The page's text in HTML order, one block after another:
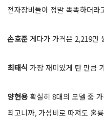
전자장비들이 정말 똑똑하더라
손호준게다가 가격은 2,219만
최태식 가장 재미있게 탄 만큼
양현용 확실히 8대의 모델 중
최고니까, 가성비로 따져도 훌